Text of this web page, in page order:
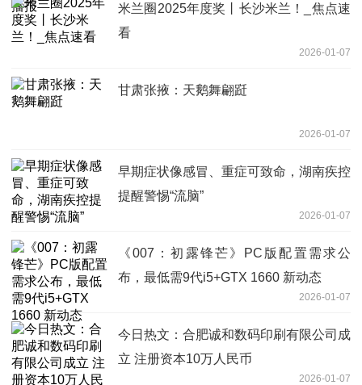
米兰圈2025年度奖丨长沙米兰！_焦点速
看
2026-01-07
甘肃张掖：天鹅舞翩跹
2026-01-07
早期症状像感冒、重症可致命，湖南疾控
提醒警惕“流脑”
2026-01-07
《007：初露锋芒》PC版配置需求公
布，最低需9代i5+GTX 1660 新动态
2026-01-07
今日热文：合肥诚和数码印刷有限公司成
立 注册资本10万人民币
2026-01-07